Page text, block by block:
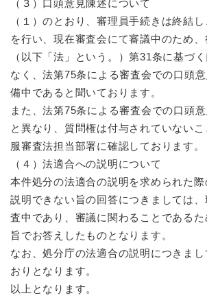
（３）口頭意見陳述について
（１）のとおり、審理員手続きは終結
を行い、現在審査会にて審議中のため
（以下「法」という。）第31条に基づ
なく、法第75条による審査会での口頭
備中であると聞いております。
また、法第75条による審査会での口頭
と異なり、質問権は付与されていない
服審査法担当部署に確認しております。
（４）法適合への説明について
本件処分の法適合の説明を求められた
説明できない旨の回答につきましては
査中であり、審議に関わることである
旨でお答えしたものとなります。
なお、処分庁の法適合の説明につきまし
おりとなります。
以上となります。